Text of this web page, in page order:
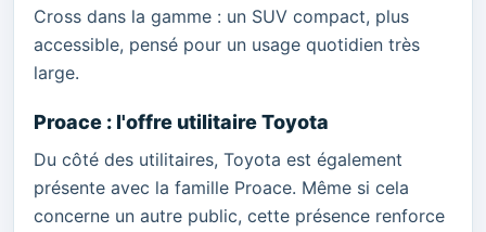
Cross dans la gamme : un SUV compact, plus
accessible, pensé pour un usage quotidien très
large.
Proace : l'offre utilitaire Toyota
Du côté des utilitaires, Toyota est également
présente avec la famille Proace. Même si cela
concerne un autre public, cette présence renforce